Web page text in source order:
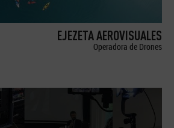
EJEZETA AEROVISUALES
Operadora de Drones